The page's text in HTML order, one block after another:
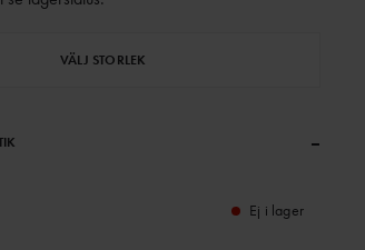
VÄLJ STORLEK
–
Ej i lager